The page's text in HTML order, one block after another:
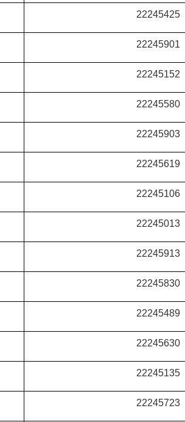
22245425
22245901
22245152
22245580
22245903
22245619
22245106
22245013
22245913
22245830
22245489
22245630
22245135
22245723